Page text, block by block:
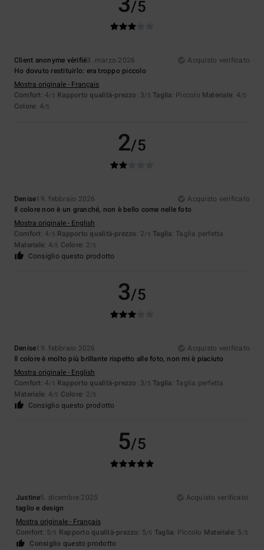
/5
Client anonyme vérifié3. marzo 2026
Acquisto verificato
Ho dovuto restituirlo: era troppo piccolo
Mostra originale - Français
Comfort: 4/5 Rapporto qualità-prezzo: 3/5 Taglia: Piccolo Materiale: 4/5
Colore: 4/5
2/5
Denise19. febbraio 2026
Acquisto verificato
Il colore non è un granché, non è bello come nelle foto
Mostra originale - English
Comfort: 4/5 Rapporto qualità-prezzo: 2/5 Taglia: Taglia perfetta
Materiale: 4/5 Colore: 2/5
Consiglio questo prodotto
3/5
Denise19. febbraio 2026
Acquisto verificato
Il colore è molto più brillante rispetto alle foto, non mi è piaciuto
Mostra originale - English
Comfort: 4/5 Rapporto qualità-prezzo: 3/5 Taglia: Taglia perfetta
Materiale: 4/5 Colore: 2/5
Consiglio questo prodotto
5/5
Justine5. dicembre 2025
Acquisto verificato
taglio e design
Mostra originale - Français
Comfort: 5/5 Rapporto qualità-prezzo: 5/5 Taglia: Piccolo Materiale: 5 /5
Consiglio questo prodotto